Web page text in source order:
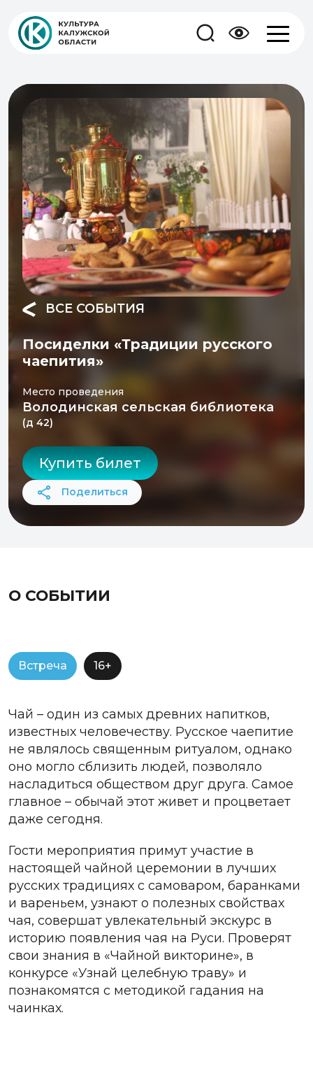
ВСЕ СОБЫТИЯ
Посиделки «Традиции русского
чаепития»
Место проведения
Володинская сельская библиотека
(д 42)
Купить билет
Поделиться
О СОБЫТИИ
Встреча 16+
Чай – один из самых древних напитков,
известных человечеству. Русское чаепитие
не являлось священным ритуалом, однако
оно могло сблизить людей, позволяло
насладиться обществом друг друга. Самое
главное – обычай этот живет и процветает
даже сегодня.
Гости мероприятия примут участие в
настоящей чайной церемонии в лучших
русских традициях с самоваром, баранками
и вареньем, узнают о полезных свойствах
чая, совершат увлекательный экскурс в
историю появления чая на Руси. Проверят
свои знания в «Чайной викторине», в
конкурсе «Узнай целебную траву» и
познакомятся с методикой гадания на
чаинках.